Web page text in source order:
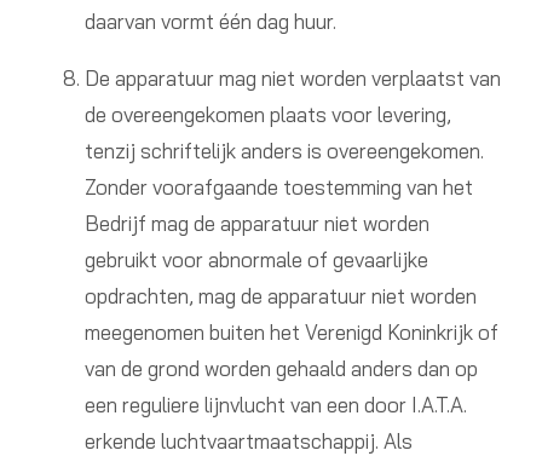
daarvan vormt één dag huur.
De apparatuur mag niet worden verplaatst van
de overeengekomen plaats voor levering,
tenzij schriftelijk anders is overeengekomen.
Zonder voorafgaande toestemming van het
Bedrijf mag de apparatuur niet worden
gebruikt voor abnormale of gevaarlijke
opdrachten, mag de apparatuur niet worden
meegenomen buiten het Verenigd Koninkrijk of
van de grond worden gehaald anders dan op
een reguliere lijnvlucht van een door I.A.T.A.
erkende luchtvaartmaatschappij. Als